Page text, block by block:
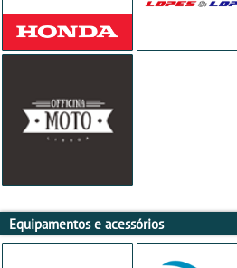
Equipamentos e acessórios